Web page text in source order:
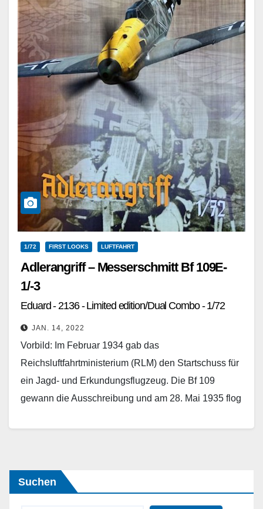
1/72 FIRST LOOKS LUFTFAHRT
Adlerangriff – Messerschmitt Bf 109E-
1/-3
Eduard - 2136 - Limited edition/Dual Combo - 1/72
JAN. 14, 2022
Vorbild: Im Februar 1934 gab das
Reichsluftfahrtministerium (RLM) den Startschuss für
ein Jagd- und Erkundungsflugzeug. Die Bf 109
gewann die Ausschreibung und am 28. Mai 1935 flog
Suchen